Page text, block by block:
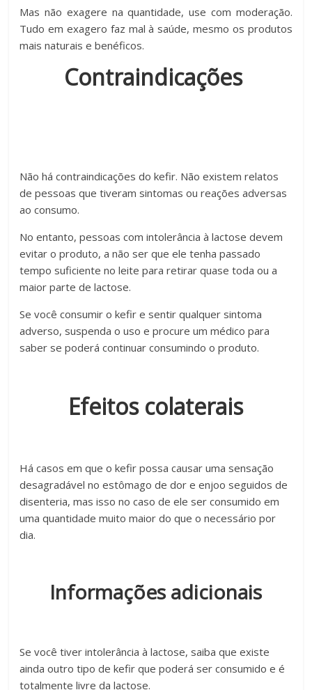
Mas não exagere na quantidade, use com moderação.
Tudo em exagero faz mal à saúde, mesmo os produtos
mais naturais e benéficos.
Contraindicações
Não há contraindicações do kefir. Não existem relatos
de pessoas que tiveram sintomas ou reações adversas
ao consumo.
No entanto, pessoas com intolerância à lactose devem
evitar o produto, a não ser que ele tenha passado
tempo suficiente no leite para retirar quase toda ou a
maior parte de lactose.
Se você consumir o kefir e sentir qualquer sintoma
adverso, suspenda o uso e procure um médico para
saber se poderá continuar consumindo o produto.
Efeitos colaterais
Há casos em que o kefir possa causar uma sensação
desagradável no estômago de dor e enjoo seguidos de
disenteria, mas isso no caso de ele ser consumido em
uma quantidade muito maior do que o necessário por
dia.
Informações adicionais
Se você tiver intolerância à lactose, saiba que existe
ainda outro tipo de kefir que poderá ser consumido e é
totalmente livre da lactose.